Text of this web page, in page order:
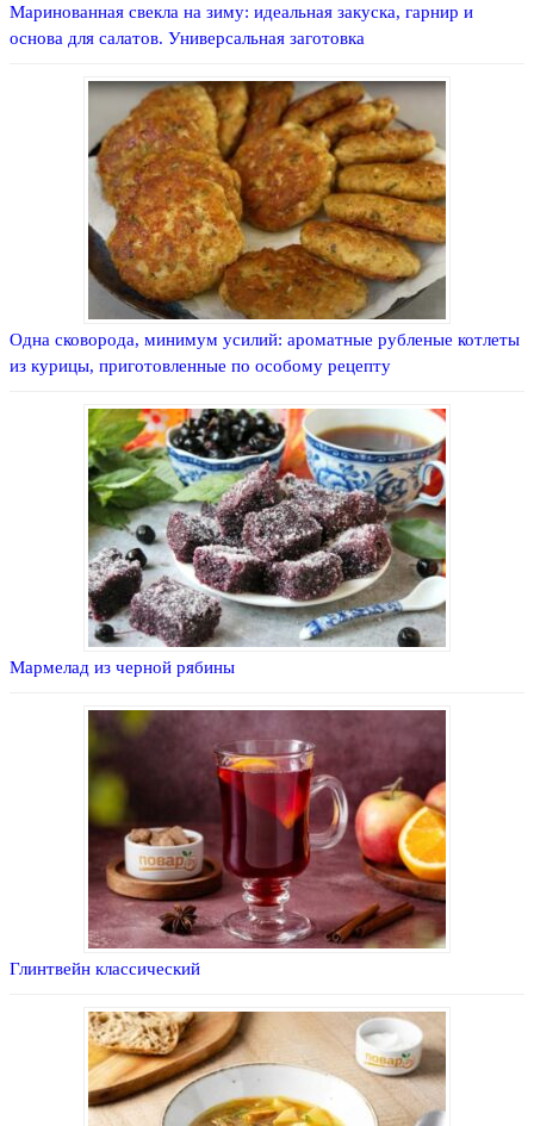
Маринованная свекла на зиму: идеальная закуска, гарнир и
основа для салатов. Универсальная заготовка
Одна сковорода, минимум усилий: ароматные рубленые котлеты
из курицы, приготовленные по особому рецепту
Мармелад из черной рябины
Глинтвейн классический